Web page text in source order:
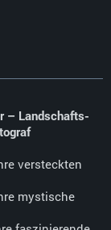
– Landschafts-
versteckten
mystische